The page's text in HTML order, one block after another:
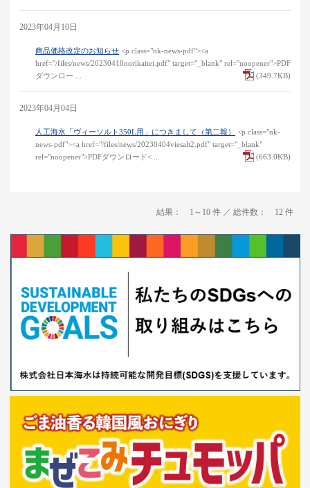
2023年04月10日
商品価格改定のお知らせ <p class="nk-news-pdf"><a
href="/files/news/20230410norikaitei.pdf" target="_blank" rel="noopener">PDF
ダウンロー ...
(349.7KB)
2023年04月04日
人工海水「ヴィーソルト350L用」につきまして（第二報）
<p class="nk-
news-pdf"><a href="/files/news/20230404viesalt2.pdf" target="_blank"
rel="noopener">PDFダウンロード< ...
(663.0KB)
結果： 1～10 件 ／ 総件数： 12 件